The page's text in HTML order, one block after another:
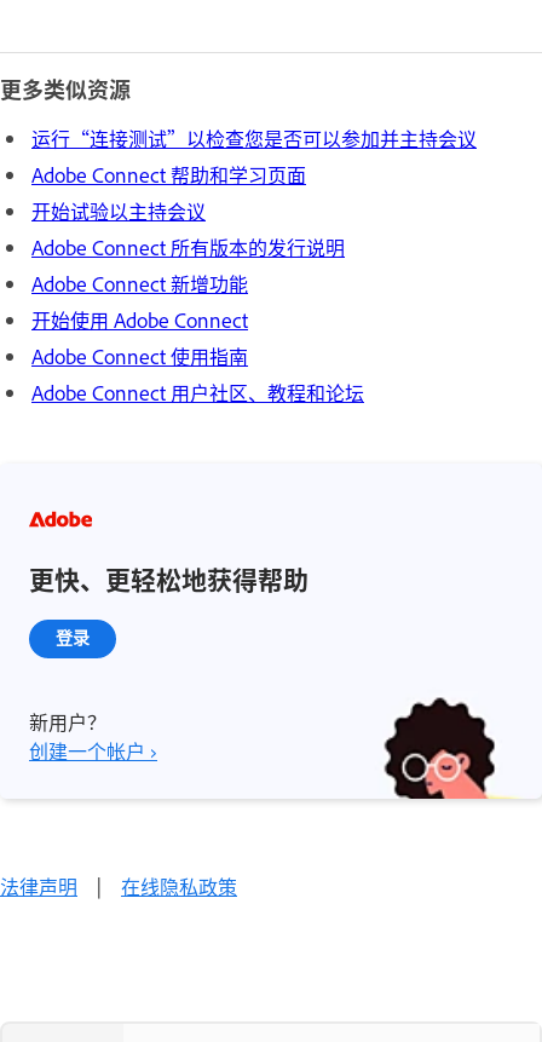
更多类似资源
运行“连接测试”以检查您是否可以参加并主持会议
Adobe Connect 帮助和学习页面
开始试验以主持会议
Adobe Connect 所有版本的发行说明
Adobe Connect 新增功能
开始使用 Adobe Connect
Adobe Connect 使用指南
Adobe Connect 用户社区、教程和论坛
更快、更轻松地获得帮助
登录
新用户？
创建一个帐户 ›
法律声明 | 在线隐私政策